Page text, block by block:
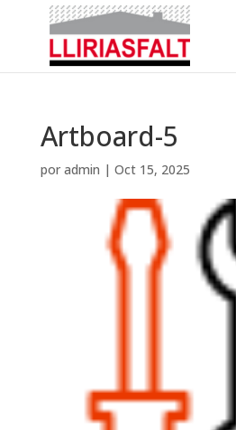
Artboard-5
por admin | Oct 15, 2025